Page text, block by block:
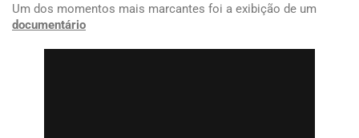
Um dos momentos mais marcantes foi a exibição de um
documentário